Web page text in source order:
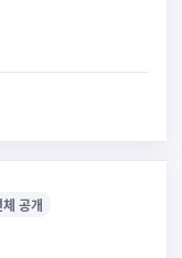
체 공개